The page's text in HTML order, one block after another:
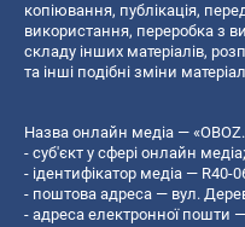
копiювання, публiкацiя,
використання, переробка з
складу інших матеріалів,
та інші подібні зміни
Назва онлайн медіа —
- суб'єкт у сфері онлайн медіа;
- ідентифікатор медіа — R40-
- поштова адреса — вул.
- адреса електронної пошти —